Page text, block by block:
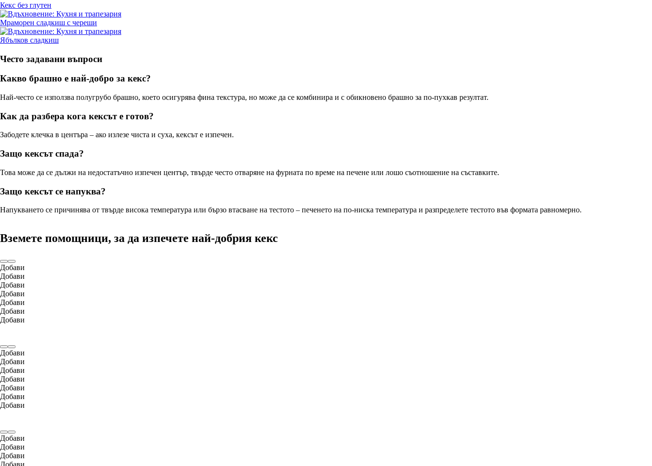
Кекс без глутен
Мраморен сладкиш с череши
Ябълков сладкиш
Често задавани въпроси
Какво брашно е най-добро за кекс?
Най-често се използва полугрубо брашно, което осигурява фина текстура, но може да се комбинира и с обикновено брашно за по-пухкав резултат.
Как да разбера кога кексът е готов?
Забодете клечка в центъра – ако излезе чиста и суха, кексът е изпечен.
Защо кексът спада?
Това може да се дължи на недостатъчно изпечен център, твърде често отваряне на фурната по време на печене или лошо съотношение на съставките.
Защо кексът се напуква?
Напукването се причинява от твърде висока температура или бързо втасване на тестото – печенето на по-ниска температура и разпределете тестото във формата равномерно.
Вземете помощници, за да изпечете най-добрия кекс
Добави
Добави
Добави
Добави
Добави
Добави
Добави
Добави
Добави
Добави
Добави
Добави
Добави
Добави
Добави
Добави
Добави